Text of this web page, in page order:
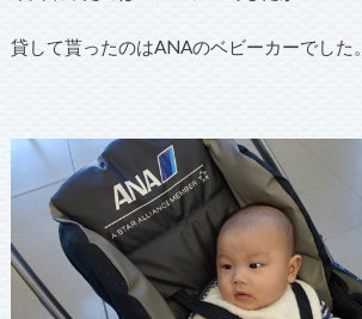
貸して貰ったのはANAのベビーカーでした。